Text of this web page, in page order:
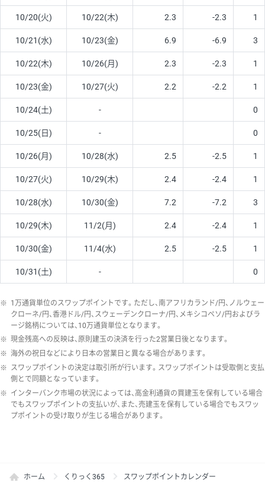
10/20(火) 10/22(木) 2.3 -2.3 1
10/21(水) 10/23(金) 6.9 -6.9 3
10/22(木) 10/26(月) 2.3 -2.3 1
10/23(金) 10/27(火) 2.2 -2.2 1
10/24(土) - 0
10/25(日) - 0
10/26(月) 10/28(水) 2.5 -2.5 1
10/27(火) 10/29(木) 2.4 -2.4 1
10/28(水) 10/30(金) 7.2 -7.2 3
10/29(木) 11/2(月) 2.4 -2.4 1
10/30(金) 11/4(水) 2.5 -2.5 1
10/31(土) - 0
※ 1万通貨単位のスワップポイントです。ただし、南アフリカランド/円、ノルウェー
クローネ/円、香港ドル/円、スウェーデンクローナ/円、メキシコペソ/円およびラ
ージ銘柄については、10万通貨単位となります。
※ 現金残高への反映は、原則建玉の決済を行った2営業日後となります。
※ 海外の祝日などにより日本の営業日と異なる場合があります。
※ スワップポイントの決定は取引所が行います。スワップポイントは受取側と支払
側とで同額となっています。
※ インターバンク市場の状況によっては、高金利通貨の買建玉を保有している場合
でもスワップポイントの支払いが、また、売建玉を保有している場合でもスワッ
プポイントの受け取りが生じる場合があります。
ホーム くりっく365 スワップポイントカレンダー